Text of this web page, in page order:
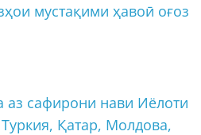
мустақими ҳавоӣ оғоз
аз сафирони нави Иёлоти
Қатар, Молдова,